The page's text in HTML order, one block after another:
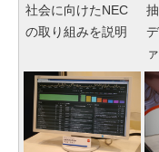
社会に向けたNEC
の取り組みを説明